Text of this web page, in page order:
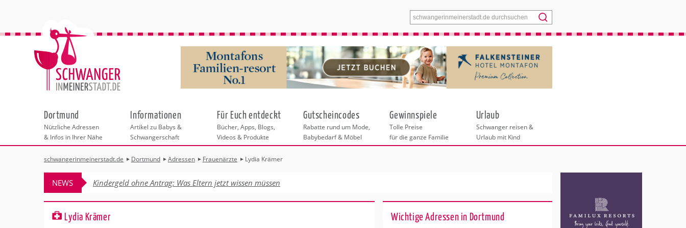
Menü
Dortmund
Nützliche Adressen
& Infos in Ihrer Nähe
Städteauswahl
Adressen
Hebammen
Geburtshäuser
Frauenärzte
Behördengänge &
Checklisten
Beratungsstellen
Kinderwunschzentren Dortmund
Schwangerschaftskurse
Erste Hilfe & Beratung
Rückbildung
Shopping
Wellness & Gesundheit
Fotografie & Dienstleistungen
Informationen
Artikel zu Babys &
Schwangerschaft
Für Euch entdeckt
Bücher, Apps, Blogs,
Videos & Produkte
Gutscheincodes
Rabatte rund um Mode,
Babybedarf & Möbel
Gewinnspiele
Tolle Preise
für die ganze Familie
Urlaub
Schwanger reisen &
Urlaub mit Kind
schwangerinmeinerstadt.de Dortmund Adressen Frauenärzte Lydia Krämer
NEWS Kindergeld ohne Antrag: Was Eltern jetzt wissen müssen
Lydia Krämer Wichtige Adressen in Dortmund